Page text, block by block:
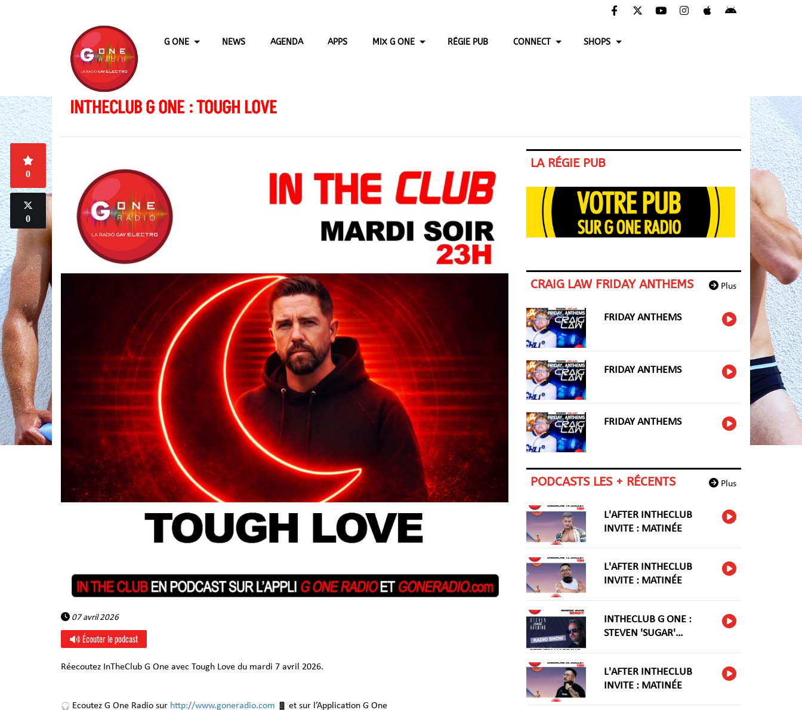
G ONE NEWS AGENDA APPS MIX G ONE RÉGIE PUB CONNECT SHOPS
INTHECLUB G ONE : TOUGH LOVE
0
0
07 avril 2026
Écouter le podcast
Réecoutez InTheClub G One avec Tough Love du mardi 7 avril 2026.
Ecoutez G One Radio sur http://www.goneradio.com
et sur l’Application G One
LA RÉGIE PUB
Plus
CRAIG LAW FRIDAY ANTHEMS
FRIDAY ANTHEMS
FRIDAY ANTHEMS
FRIDAY ANTHEMS
Plus
PODCASTS LES + RÉCENTS
L'AFTER INTHECLUB
INVITE : MATINÉE
L'AFTER INTHECLUB
INVITE : MATINÉE
INTHECLUB G ONE :
STEVEN 'SUGAR'
L'AFTER INTHECLUB
INVITE : MATINÉE